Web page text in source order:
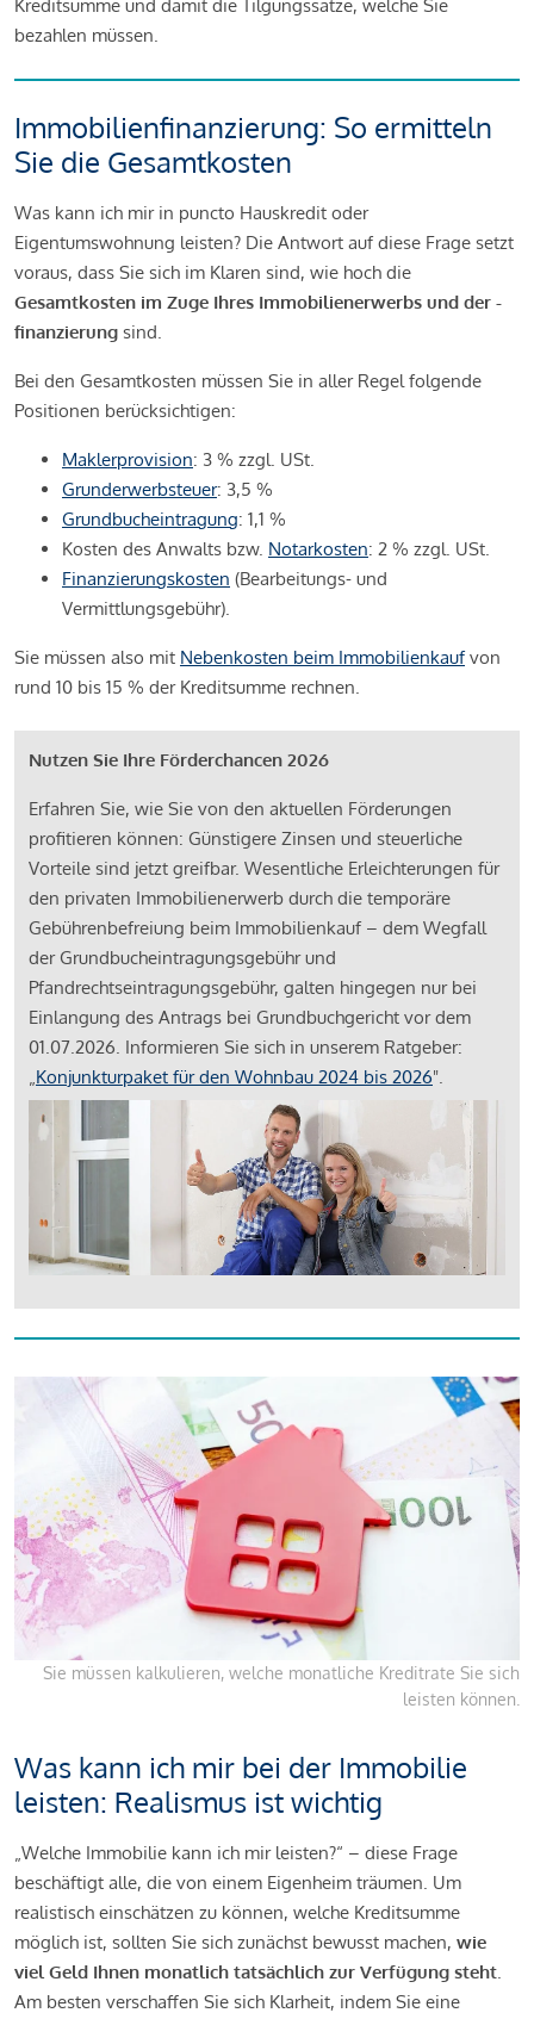
Kreditsumme und damit die Tilgungssätze, welche Sie
bezahlen müssen.
Immobilienfinanzierung: So ermitteln
Sie die Gesamtkosten
Was kann ich mir in puncto Hauskredit oder
Eigentumswohnung leisten? Die Antwort auf diese Frage setzt
voraus, dass Sie sich im Klaren sind, wie hoch die
Gesamtkosten im Zuge Ihres Immobilienerwerbs und der -
finanzierung sind.
Bei den Gesamtkosten müssen Sie in aller Regel folgende
Positionen berücksichtigen:
Maklerprovision: 3 % zzgl. USt.
Grunderwerbsteuer: 3,5 %
Grundbucheintragung: 1,1 %
Kosten des Anwalts bzw. Notarkosten: 2 % zzgl. USt.
Finanzierungskosten (Bearbeitungs- und
Vermittlungsgebühr).
Sie müssen also mit Nebenkosten beim Immobilienkaufvon
rund 10 bis 15 % der Kreditsumme rechnen.
Nutzen Sie Ihre Förderchancen 2026
Erfahren Sie, wie Sie von den aktuellen Förderungen
profitieren können: Günstigere Zinsen und steuerliche
Vorteile sind jetzt greifbar. Wesentliche Erleichterungen für
den privaten Immobilienerwerb durch die temporäre
Gebührenbefreiung beim Immobilienkauf – dem Wegfall
der Grundbucheintragungsgebühr und
Pfandrechtseintragungsgebühr, galten hingegen nur bei
Einlangung des Antrags bei Grundbuchgericht vor dem
01.07.2026. Informieren Sie sich in unserem Ratgeber:
„Konjunkturpaket für den Wohnbau 2024 bis 2026".
Sie müssen kalkulieren, welche monatliche Kreditrate Sie sich
leisten können.
Was kann ich mir bei der Immobilie
leisten: Realismus ist wichtig
„Welche Immobilie kann ich mir leisten?“ – diese Frage
beschäftigt alle, die von einem Eigenheim träumen. Um
realistisch einschätzen zu können, welche Kreditsumme
möglich ist, sollten Sie sich zunächst bewusst machen, wie
viel Geld Ihnen monatlich tatsächlich zur Verfügung steht.
Am besten verschaffen Sie sich Klarheit, indem Sie eine